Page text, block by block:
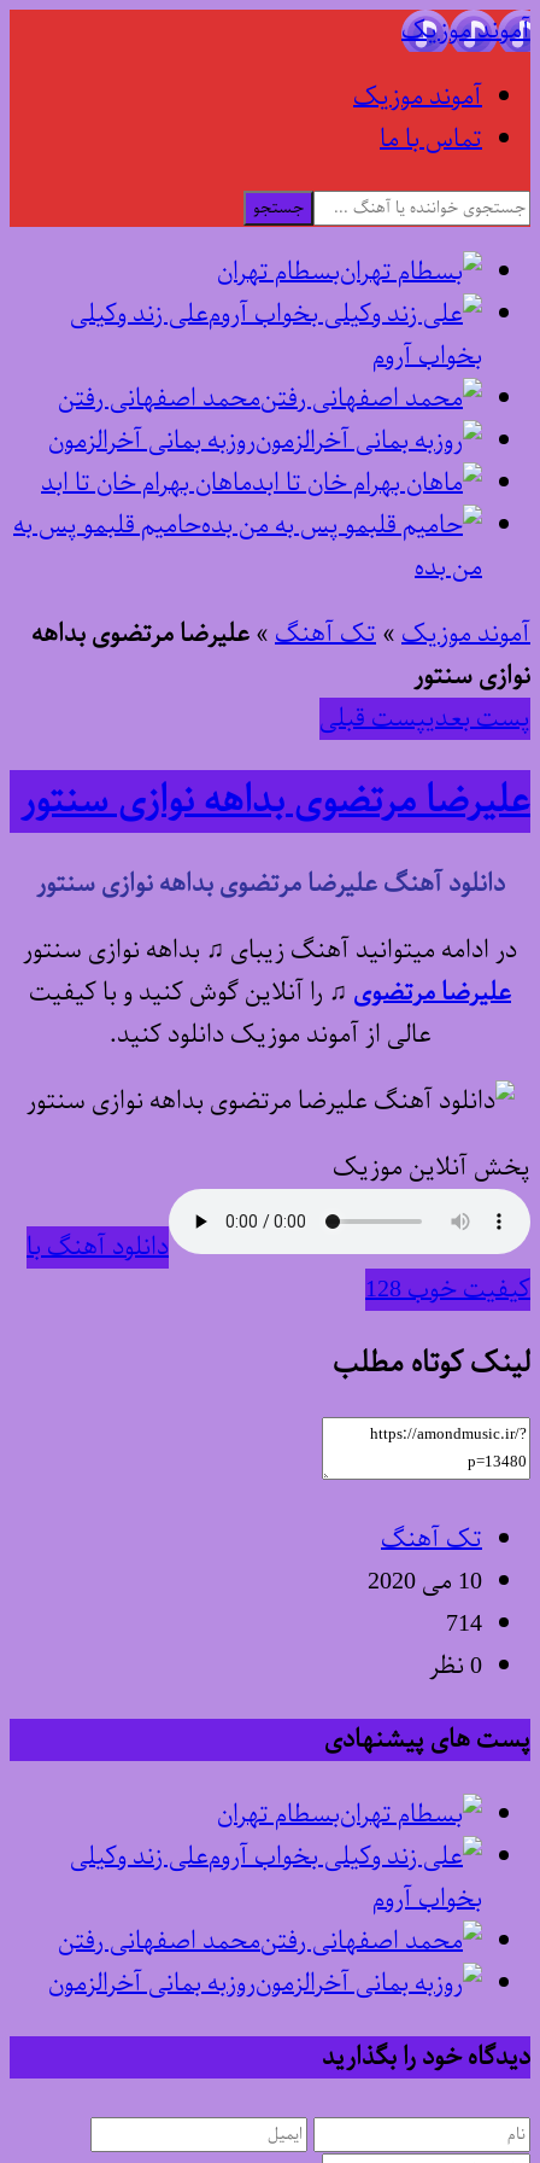
آموند موزیک
آموند موزیک
تماس با ما
جستجو
بسطام تهران
علی زند وکیلی
بخواب آروم
محمد اصفهانی رفتن
روزبه بمانی آخرالزمون
ماهان بهرام خان تا ابد
حامیم قلبمو پس به
من بده
آموند موزیک»تک آهنگ»علیرضا مرتضوی بداهه
نوازی سنتور
پست بعدیپست قبلی
علیرضا مرتضوی بداهه نوازی سنتور
دانلود آهنگ علیرضا مرتضوی بداهه نوازی سنتور
در ادامه میتوانید آهنگ زیبای ♫ بداهه نوازی سنتور
علیرضا مرتضوی ♫ را آنلاین گوش کنید و با کیفیت
عالی از آموند موزیک دانلود کنید.
پخش آنلاین موزیک
دانلود آهنگ با
کیفیت خوب 128
لینک کوتاه مطلب
تک آهنگ
10 می 2020
714
0 نظر
پست های پیشنهادی
بسطام تهران
علی زند وکیلی
بخواب آروم
محمد اصفهانی رفتن
روزبه بمانی آخرالزمون
دیدگاه خود را بگذارید